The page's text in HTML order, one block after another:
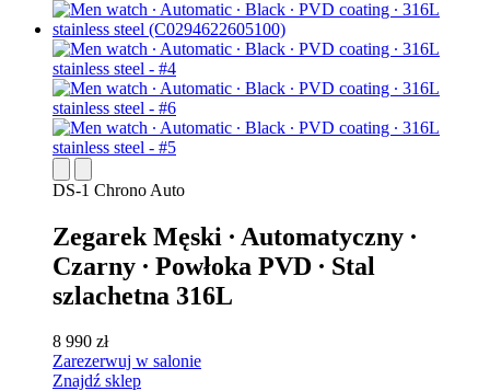
DS-1 Chrono Auto
Zegarek Męski ∙ Automatyczny ∙
Czarny ∙ Powłoka PVD ∙ Stal
szlachetna 316L
8 990 zł
Zarezerwuj w salonie
Znajdź sklep